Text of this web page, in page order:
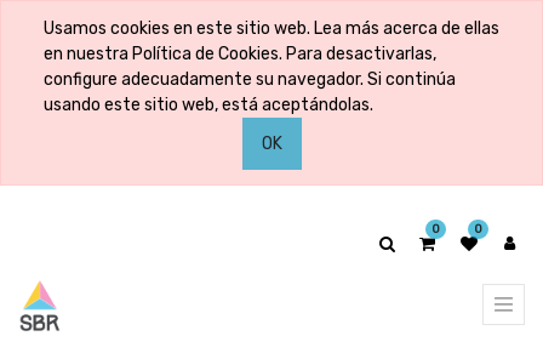
Usamos cookies en este sitio web. Lea más acerca de ellas
en nuestra Política de Cookies. Para desactivarlas,
configure adecuadamente su navegador. Si continúa
usando este sitio web, está aceptándolas.
OK
0 0
Mostrar
categorías